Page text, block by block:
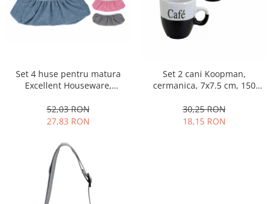
Set 4 huse pentru matura
Excellent Houseware,
multicolor
52,03 RON
27,83 RON
Set 2 cani Koopman,
cermanica, 7x7.5 cm, 150
30,25 RON
18,15 RON